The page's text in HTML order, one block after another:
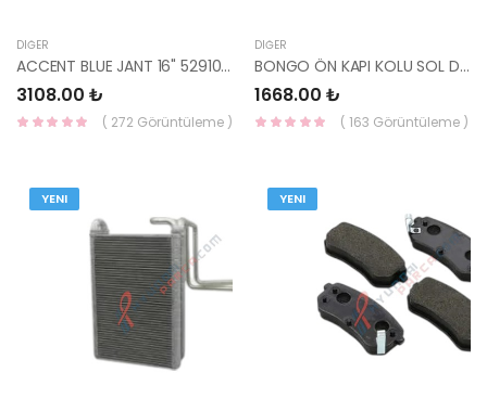
DIĞER
ACCENT BLUE JANT 16" 52910-1R000-HCC
3108.00 ₺
( 272 Görüntüleme )
DIĞER
BONGO ÖN KAPI KOLU SOL DIŞ 2004=> KORE 82650-4E000-KORE
1668.00 ₺
( 163 Görüntüleme )
YENI YENI